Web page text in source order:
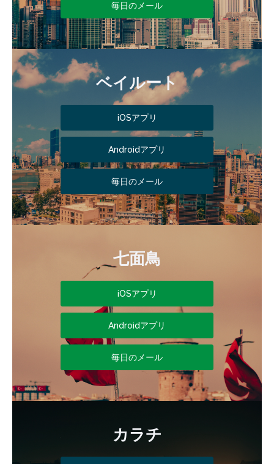
毎日のメール
ベイルート
iOSアプリ
Androidアプリ
毎日のメール
七面鳥
iOSアプリ
Androidアプリ
毎日のメール
カラチ